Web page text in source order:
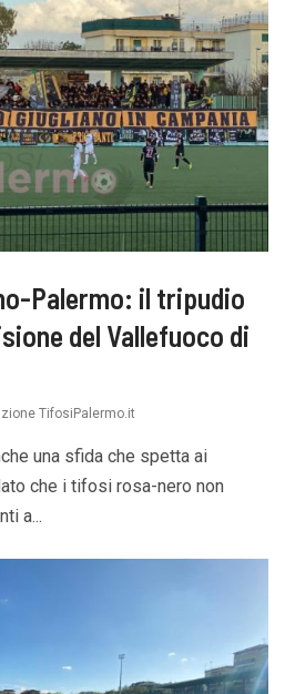
Palermo: il tripudio
del Vallefuoco di
TifosiPalermo.it
una sfida che spetta ai
che i tifosi rosa-nero non
a...